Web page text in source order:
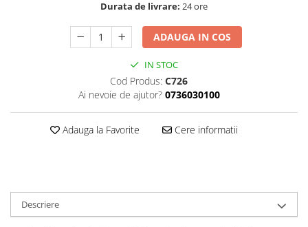
Textile camera
Voucher cadou
Durata de livrare: 24 ore
ADAUGA IN COS
IN STOC
Cod Produs: C726
Ai nevoie de ajutor? 0736030100
Adauga la Favorite Cere informatii
Descriere